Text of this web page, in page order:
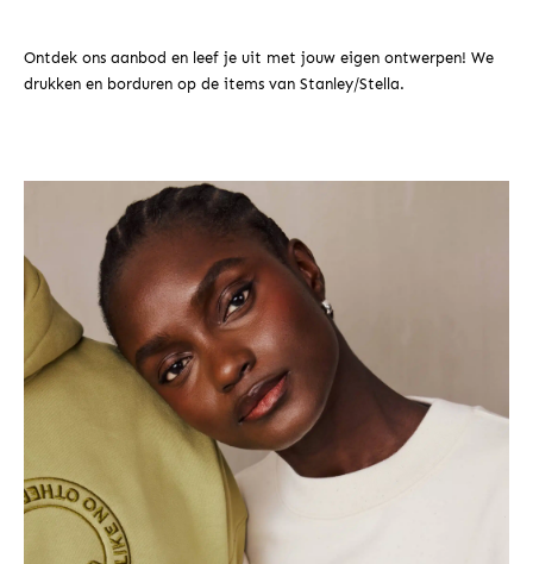
Ontdek ons aanbod en leef je uit met jouw eigen ontwerpen! We
drukken en borduren op de items van Stanley/Stella.